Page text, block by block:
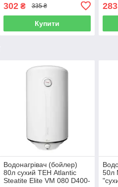
302₴ 335 ₴
Купити
283
Водонагрівач (бойлер)
80л сухий ТЕН Atlantic
Steatite Elite VM 080 D400-
50л